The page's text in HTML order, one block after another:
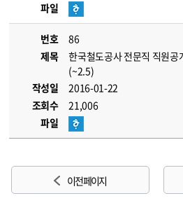
파일
번호
86
제목
한국철도공사 전문직 직원
(~2.5)
작성일
2016-01-22
조회수
21,006
파일
이전 페이지